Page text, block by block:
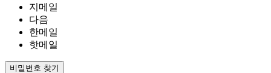
지메일
다음
한메일
핫메일
비밀번호 찾기